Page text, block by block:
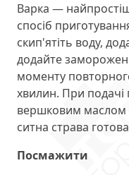
Варка —
спосіб
скип'ятіть воду,
додайте
моменту
хвилин. При
вершковим маслом
ситна страва
Посмажити